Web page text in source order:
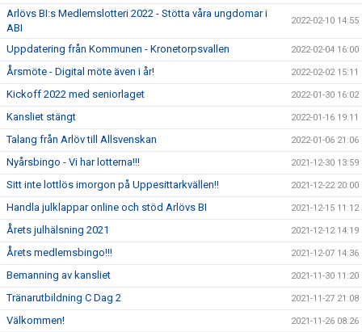
Arlövs BI:s Medlemslotteri 2022 - Stötta våra ungdomar i
ABI
2022-02-10 14:55
Uppdatering från Kommunen - Kronetorpsvallen 2022-02-04 16:00
Årsmöte - Digital möte även i år! 2022-02-02 15:11
Kickoff 2022 med seniorlaget 2022-01-30 16:02
Kansliet stängt 2022-01-16 19:11
Talang från Arlöv till Allsvenskan 2022-01-06 21:06
Nyårsbingo - Vi har lotterna!!! 2021-12-30 13:59
Sitt inte lottlös imorgon på Uppesittarkvällen!! 2021-12-22 20:00
Handla julklappar online och stöd Arlövs BI 2021-12-15 11:12
Årets julhälsning 2021 2021-12-12 14:19
Årets medlemsbingo!!! 2021-12-07 14:36
Bemanning av kansliet 2021-11-30 11:20
Tränarutbildning C Dag 2 2021-11-27 21:08
Välkommen! 2021-11-26 08:26